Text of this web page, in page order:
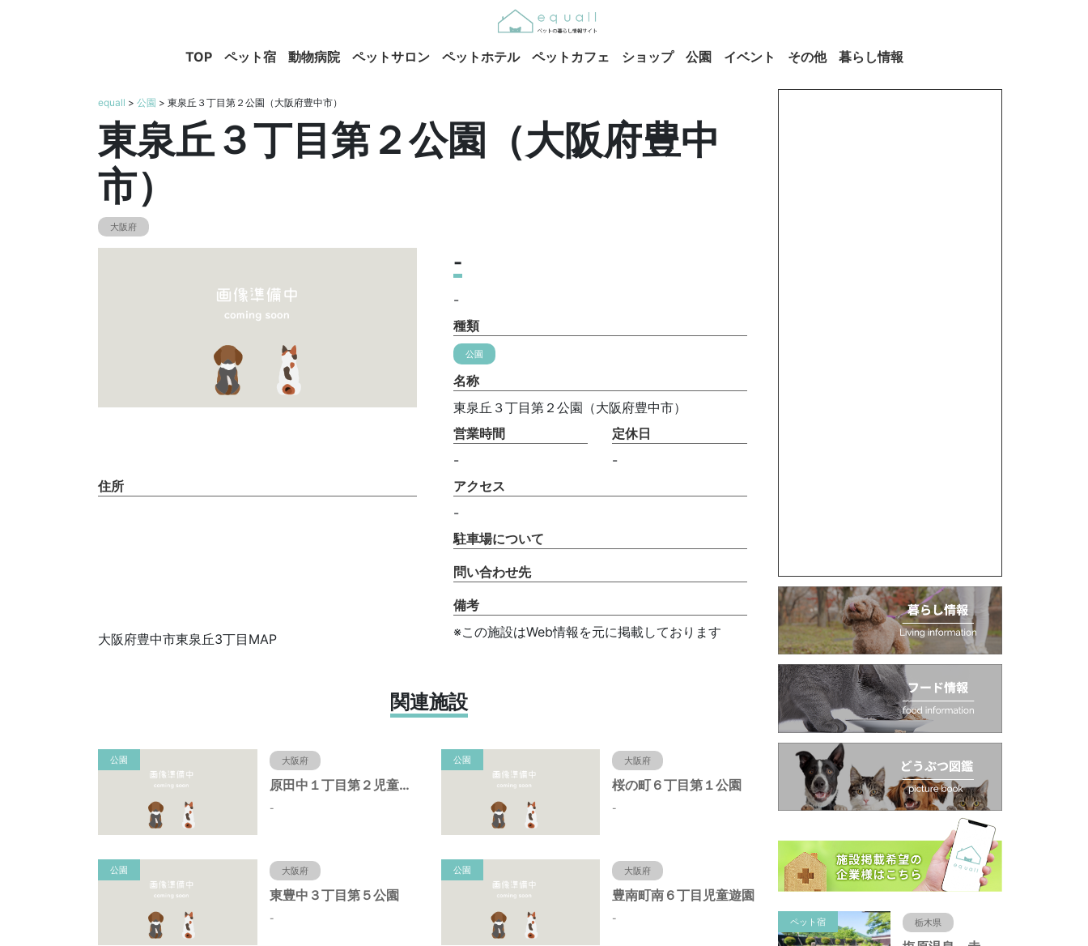
TOP ペット宿 動物病院 ペットサロン ペットホテル ペットカフェ ショップ 公園 イベント その他 暮らし情報
equall > 公園 > 東泉丘３丁目第２公園（大阪府豊中市）
東泉丘３丁目第２公園（大阪府豊中
市）
大阪府
-
-
種類
公園
名称
東泉丘３丁目第２公園（大阪府豊中市）
営業時間
-
定休日
-
住所
大阪府豊中市東泉丘3丁目MAP
アクセス
-
駐車場について
問い合わせ先
備考
※この施設はWeb情報を元に掲載しております
関連施設
公園 大阪府
原田中１丁目第２児童遊園
-
公園 大阪府
桜の町６丁目第１公園
-
公園 大阪府
東豊中３丁目第５公園
-
公園 大阪府
豊南町南６丁目児童遊園
- ペット宿 栃木県